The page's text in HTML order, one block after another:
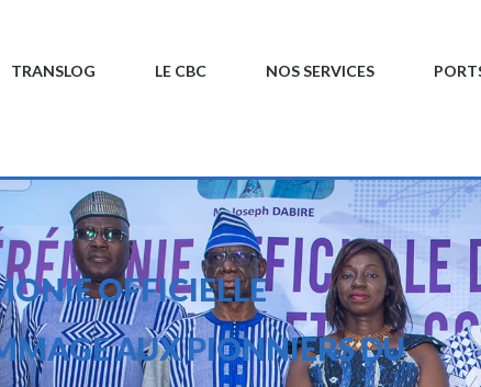
TRANSLOG LE CBC NOS SERVICES
CEREMONIE OFFICIELLE
D'HOMMAGE AUX